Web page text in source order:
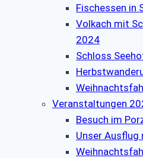
Fischessen in
Volkach mit
2024
Schloss
Veranstaltungen
Besuch im
Unser Ausflug